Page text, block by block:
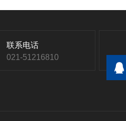
联系电话
021-51216810